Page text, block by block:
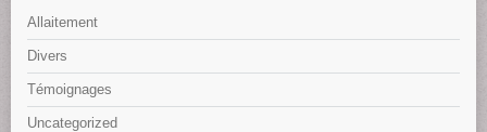
Allaitement
Divers
Témoignages
Uncategorized